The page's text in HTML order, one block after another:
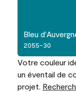
Bleu
2055-30
Votre couleur
un éventail de
projet.